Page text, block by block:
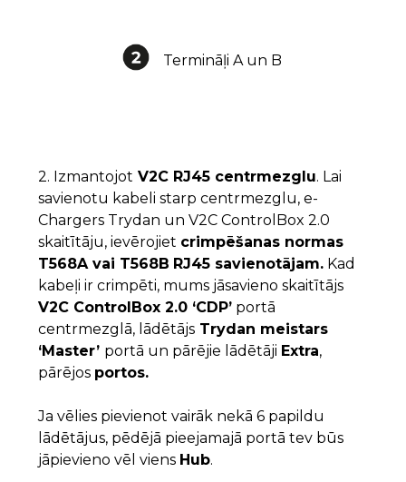
Termināļi A un B
2. Izmantojot V2C RJ45 centrmezglu. Lai
savienotu kabeli starp centrmezglu, e-
Chargers Trydan un V2C ControlBox 2.0
skaitītāju, ievērojiet crimpēšanas normas
T568A vai T568B RJ45 savienotājam. Kad
kabeļi ir crimpēti, mums jāsavieno skaitītājs
V2C ControlBox 2.0 ‘CDP’ portā
centrmezglā, lādētājs Trydan meistars
‘Master’ portā un pārējie lādētāji Extra,
pārējos portos.
Ja vēlies pievienot vairāk nekā 6 papildu
lādētājus, pēdējā pieejamajā portā tev būs
jāpievieno vēl viens Hub.